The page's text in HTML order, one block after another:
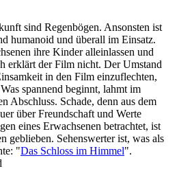
sind Regenbögen. Ansonsten ist
humanoid und überall im Einsatz.
ihre Kinder alleinlassen und
erklärt der Film nicht. Der Umstand
in den Film einzuflechten,
spannend beginnt, lahmt im
Abschluss. Schade, denn aus dem
über Freundschaft und Werte
eines Erwachsenen betrachtet, ist
geblieben. Sehenswerter ist, was als
"Das Schloss im Himmel".